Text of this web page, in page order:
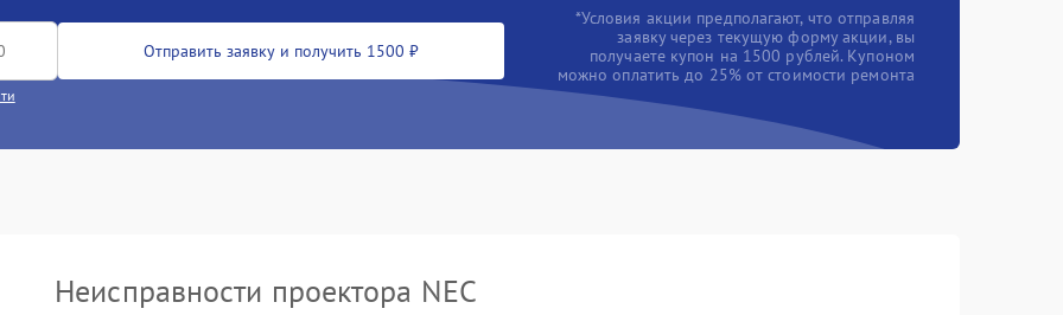
Отправить заявку и получить 1500 ₽
*Условия акции предполагают, что отправляя
заявку через текущую форму акции, вы
получаете купон на 1500 рублей. Купоном
можно оплатить до 25% от стоимости ремонта
Неисправности проектора NEC